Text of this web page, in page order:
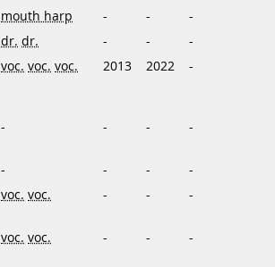
mouth harp - -
-
dr. dr. - -
-
voc. voc. voc. 2013 2022 -
- - - -
- - -
-
voc. voc. - - -
voc. voc. - - -